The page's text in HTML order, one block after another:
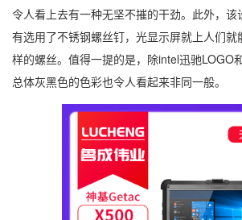
令人看上去有一种无坚不摧的干劲。此外，
有选用了不锈钢螺丝钉，光显示屏就上人们就
样的螺丝。值得一提的是，除intel迅驰LOGO
总体灰黑色的色彩也令人看起来非同一般。